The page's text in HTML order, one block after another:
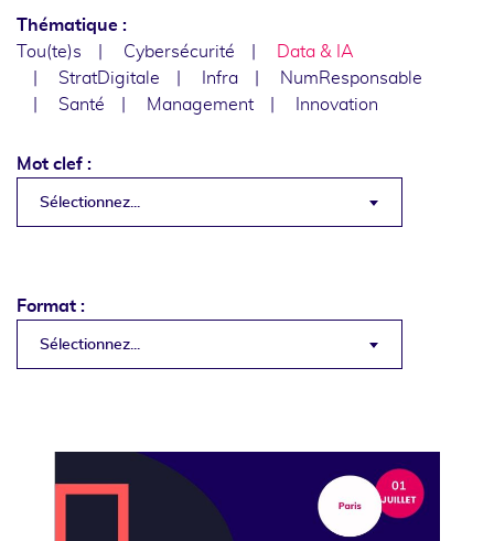
Thématique :
Tou(te)s
Cybersécurité
Data & IA
StratDigitale
Infra
NumResponsable
Santé
Management Innovation
Mot clef :
Sélectionnez...
Format :
Sélectionnez...